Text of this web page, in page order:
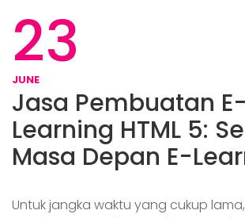
23
JUNE
Jasa Pembuatan E-
Learning HTML 5:
Masa Depan E-
Untuk jangka waktu yang cukup